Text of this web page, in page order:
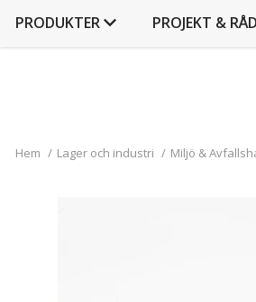
PRODUKTER PROJEKT &
Hem / Lager och industri / Miljö &